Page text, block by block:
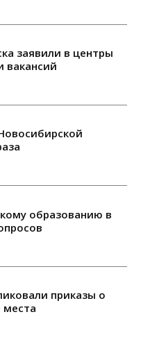
заявили в центры
вакансий
образованию в
приказы о